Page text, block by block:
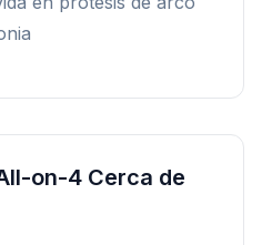
on-4 Cerca de